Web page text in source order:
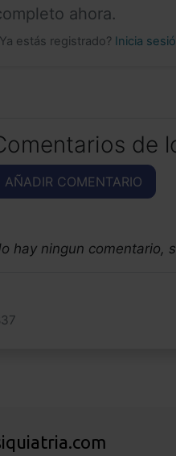
ahora.
estás registrado? Inicia
de
AÑADIR COMENTARIO
hay ningun comentario,